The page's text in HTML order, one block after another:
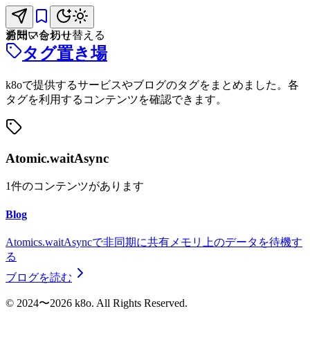
お問い合わせ
通知
テーマを切り替える
タグ置き場
k8oで提供するサービスやブログのタグをまとめました。各
タグを利用するコンテンツを確認できます。
Atomic.waitAsync
1件のコンテンツがあります
Blog
Atomics.waitAsyncで非同期に共有メモリ上のデータを待機す
る
ブログを読む
©︎ 2024〜2026 k8o. All Rights Reserved.